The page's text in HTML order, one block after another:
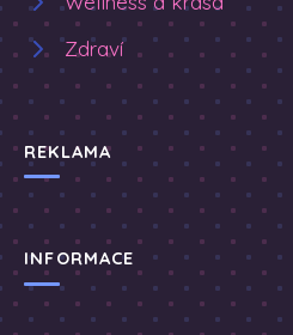
Zdraví
REKLAMA
INFORMACE